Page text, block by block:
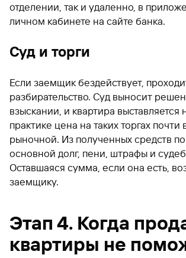
отделении, так и удаленно, в
личном кабинете на сайте банка.
Суд и торги
Если заемщик бездействует,
разбирательство. Суд выносит
взыскании, и квартира выставляется
практике цена на таких торгах почти
рыночной. Из полученных средств
основной долг, пени, штрафы и
Оставшаяся сумма, если она есть,
заемщику.
Этап 4. Когда
квартиры не